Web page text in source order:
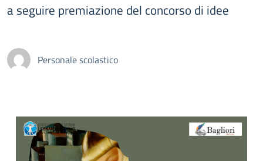
a seguire premiazione del concorso di idee
Personale scolastico